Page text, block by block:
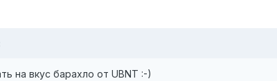
на вкус барахло от UBNT :-)